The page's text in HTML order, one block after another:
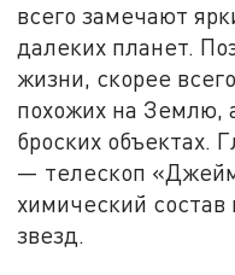
всего замечают
далеких планет.
жизни, скорее
похожих на Землю,
броских объектах.
— телескоп
химический состав
звезд.